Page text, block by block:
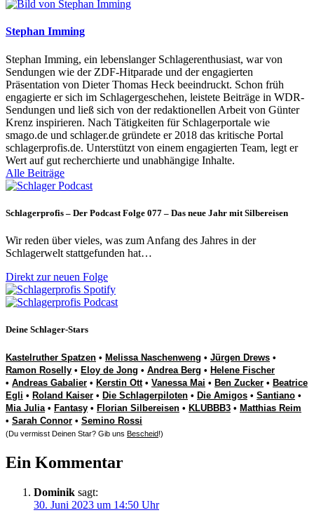
Stephan Imming
Stephan Imming, ein lebenslanger Schlagerenthusiast, war von
Sendungen wie der ZDF-Hitparade und der engagierten
Präsentation von Dieter Thomas Heck beeindruckt. Schon früh
engagierte er sich im Schlagergeschehen, leistete Beiträge in WDR-
Sendungen und ließ sich von der redaktionellen Arbeit von Günter
Krenz inspirieren. Nach Tätigkeiten für Schlagerportale wie
smago.de und schlager.de gründete er 2018 das kritische Portal
schlagerprofis.de. Unterstützt von einem engagierten Team, legt er
Wert auf gut recherchierte und unabhängige Inhalte.
Alle Beiträge
Schlagerprofis – Der Podcast Folge 077 – Das neue Jahr mit Silbereisen
Wir reden über vieles, was zum Anfang des Jahres in der
Schlagerwelt stattgefunden hat…
Direkt zur neuen Folge
Deine Schlager-Stars
Kastelruther Spatzen • Melissa Naschenweng • Jürgen Drews •
Ramon Roselly • Eloy de Jong • Andrea Berg • Helene Fischer
• Andreas Gabalier • Kerstin Ott• Vanessa Mai • Ben Zucker • Beatrice
Egli • Roland Kaiser • Die Schlagerpiloten • Die Amigos • Santiano •
Mia Julia• Fantasy • Florian Silbereisen • KLUBBB3 • Matthias Reim
• Sarah Connor • Semino Rossi
(Du vermisst Deinen Star? Gib uns Bescheid!)
Ein Kommentar
Dominik sagt:
30. Juni 2023 um 14:50 Uhr